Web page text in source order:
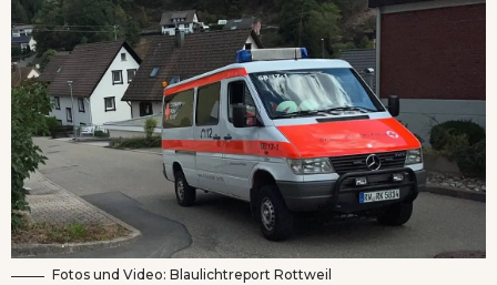
Fotos und Video: Blaulichtreport Rottweil